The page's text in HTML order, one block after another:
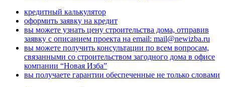
кредитный калькулятор
оформить заявку на кредит
вы можете узнать цену строительства дома, отправив
заявку с описанием проекта на email: mail@newizba.ru
вы можете получить консультации по всем вопросам,
связанными со строительством загодного дома в офисе
компании “Новая Изба”
вы получаете гарантии обеспеченные не только словами